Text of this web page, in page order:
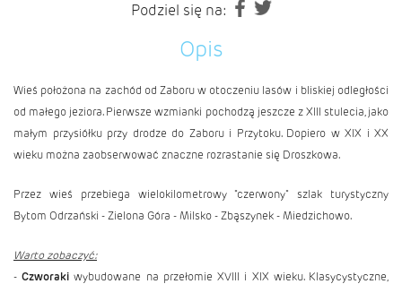
Podziel się na:
Opis
Wieś położona na zachód od Zaboruw otoczeniu lasów i bliskiej odległości
od małego jeziora. Pierwsze wzmianki pochodzą jeszcze z XIII stulecia, jako
małym przysiółku przy drodze do Zaborui Przytoku. Dopiero w XIX i XX
wieku można zaobserwować znaczne rozrastanie się Droszkowa.
Przez wieś przebiega wielokilometrowy "czerwony" szlak turystyczny
Bytom Odrzański - Zielona Góra - Milsko - Zbąszynek - Miedzichowo.
Warto zobaczyć:
-Czworaki wybudowane na przełomie XVIII i XIX wieku. Klasycystyczne,